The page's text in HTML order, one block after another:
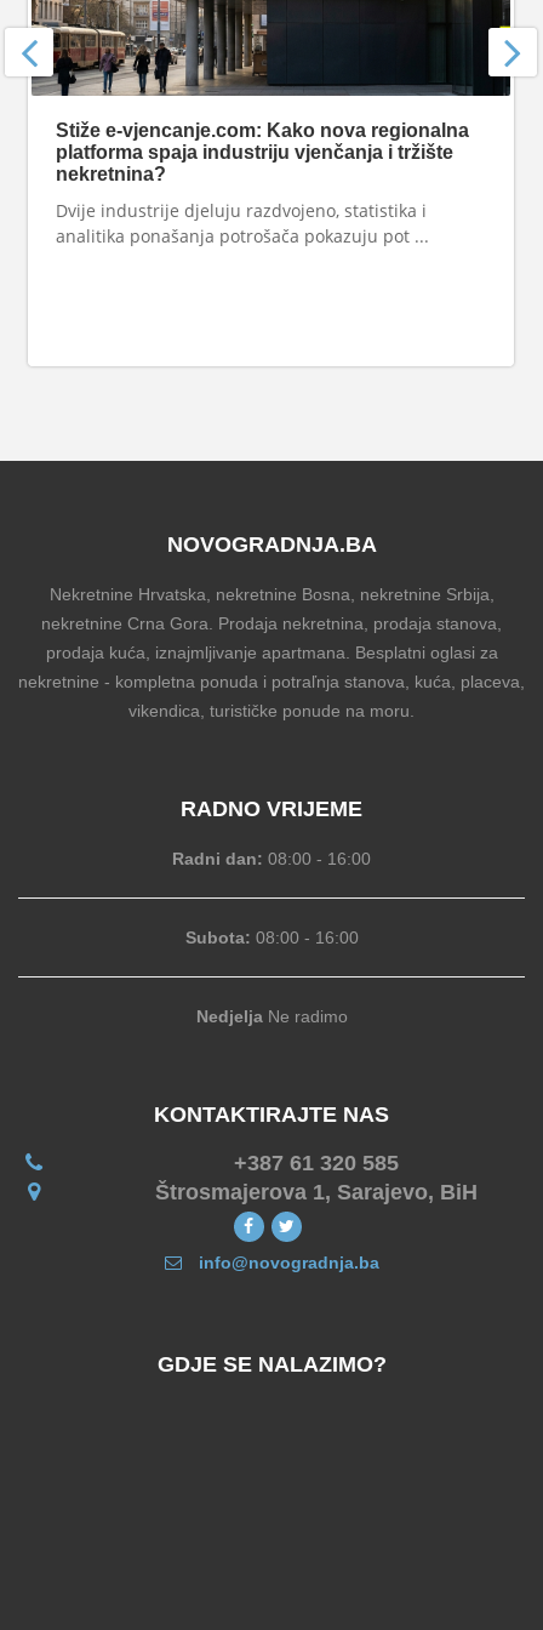
Stiže e-vjencanje.com: Kako nova regionalna
platforma spaja industriju vjenčanja i tržište
nekretnina?
Dvije industrije djeluju razdvojeno, statistika i
analitika ponašanja potrošača pokazuju pot ...
NOVOGRADNJA.BA
Nekretnine Hrvatska, nekretnine Bosna, nekretnine Srbija,
nekretnine Crna Gora. Prodaja nekretnina, prodaja stanova,
prodaja kuća, iznajmljivanje apartmana. Besplatni oglasi za
nekretnine - kompletna ponuda i potraľnja stanova, kuća, placeva,
vikendica, turističke ponude na moru.
RADNO VRIJEME
Radni dan: 08:00 - 16:00
Subota: 08:00 - 16:00
NedjeljaNe radimo
KONTAKTIRAJTE NAS
+387 61 320 585
Štrosmajerova 1, Sarajevo, BiH
info@novogradnja.ba
GDJE SE NALAZIMO?